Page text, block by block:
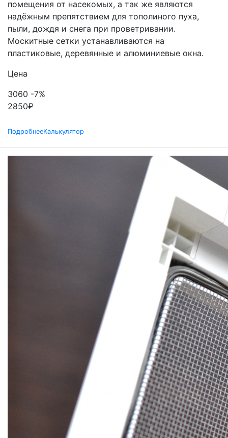
помещения от насекомых, а так же являются
надёжным препятствием для тополиного пуха,
пыли, дождя и снега при проветривании.
Москитные сетки устанавливаются на
пластиковые, деревянные и алюминиевые окна.
Цена
3060 -7%
2850₽
ПодробнееКалькулятор
МОСКИТНЫЕ СЕТКИ